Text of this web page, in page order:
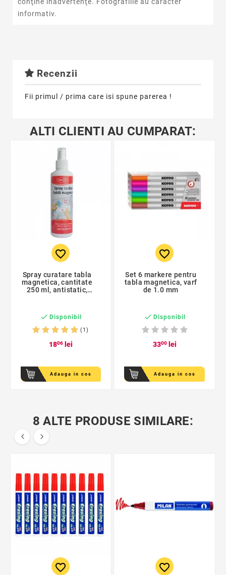
informativ.
Recenzii
Fii primul / prima care isi spune parerea !
ALTI CLIENTI AU CUMPARAT:
favorite_border
Spray curatare tabla
magnetica, cantitate
250 ml, antistatic,
 Disponibil
(1)
1806lei
Adauga in cos
favorite_border
Set 6 markere pentru
tabla magnetica, varf
de 1.0 mm
 Disponibil
3300lei
Adauga in cos
8 ALTE PRODUSE SIMILARE:
 
favorite_border favorite_border